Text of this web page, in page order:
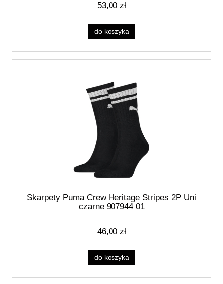
53,00 zł
do koszyka
Skarpety Puma Crew Heritage Stripes 2P Uni
czarne 907944 01
46,00 zł
do koszyka